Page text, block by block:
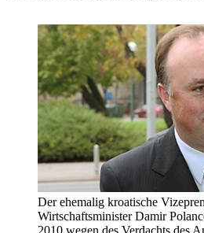
Der ehemalig kroatische
Wirtschaftsminister Damir